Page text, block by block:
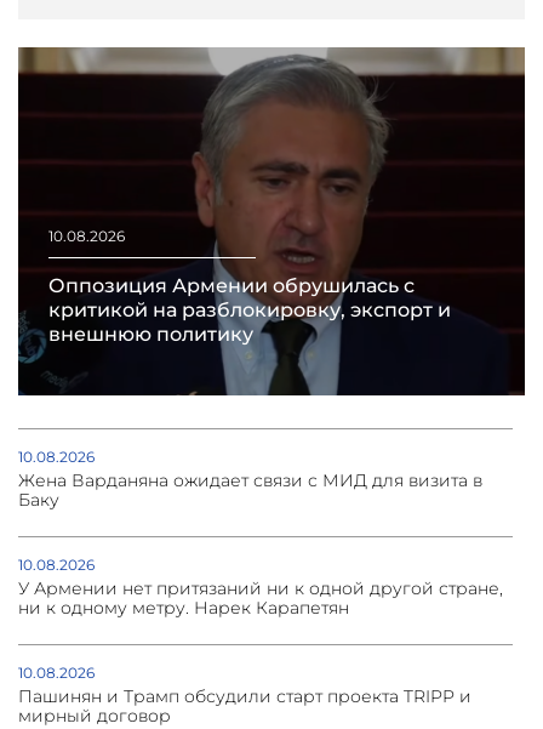
10.08.2026
Оппозиция Армении обрушилась с
критикой на разблокировку, экспорт и
внешнюю политику
10.08.2026
Жена Варданяна ожидает связи с МИД для визита в
Баку
10.08.2026
У Армении нет притязаний ни к одной другой стране,
ни к одному метру. Нарек Карапетян
10.08.2026
Пашинян и Трамп обсудили старт проекта TRIPP и
мирный договор